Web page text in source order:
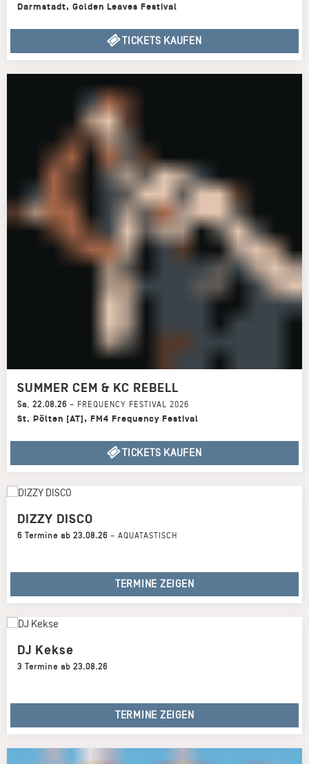
Darmstadt, Golden Leaves Festival
TICKETS KAUFEN
SUMMER CEM & KC REBELL
Sa, 22.08.26 – FREQUENCY FESTIVAL 2026
St. Pölten [AT] , FM4 Frequency Festival
TICKETS KAUFEN
DJ Kekse
3 Termine ab 23.08.26
TERMINE ZEIGEN
DIZZY DISCO
6 Termine ab 23.08.26 – AQUATASTISCH
TERMINE ZEIGEN